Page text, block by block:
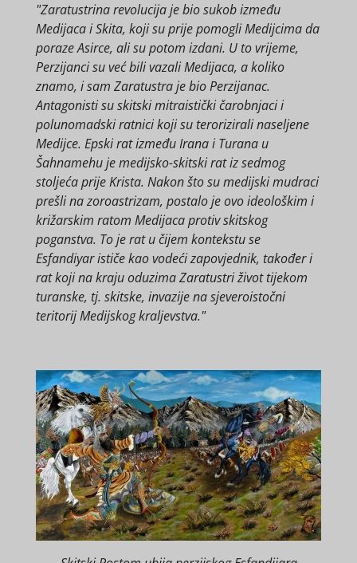
"Zaratustrina revolucija je bio sukob između
Medijaca i Skita, koji su prije pomogli Medijcima da
poraze Asirce, ali su potom izdani. U to vrijeme,
Perzijanci su već bili vazali Medijaca, a koliko
znamo, i sam Zaratustra je bio Perzijanac.
Antagonisti su skitski mitraistički čarobnjaci i
polunomadski ratnici koji su terorizirali naseljene
Medijce. Epski rat između Irana i Turana u
Šahnamehu je medijsko-skitski rat iz sedmog
stoljeća prije Krista. Nakon što su medijski mudraci
prešli na zoroastrizam, postalo je ovo ideološkim i
križarskim ratom Medijaca protiv skitskog
poganstva. To je rat u čijem kontekstu se
Esfandiyar ističe kao vodeći zapovjednik, također i
rat koji na kraju oduzima Zaratustri život tijekom
turanske, tj. skitske, invazije na sjeveroistočni
teritorij Medijskog kraljevstva."